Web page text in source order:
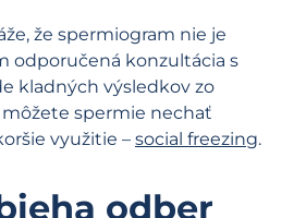
že spermiogram nie je
odporučená konzultácia s
kladných výsledkov zo
spermie nechať
využitie – social freezing.
odber